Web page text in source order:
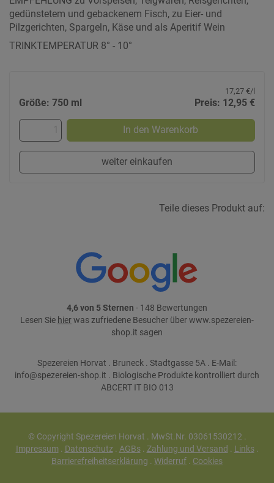
gedünstetem und gebackenem Fisch, zu Eier- und
Pilzgerichten, Spargeln, Käse und als Aperitif Wein
TRINKTEMPERATUR 8° - 10°
17,27 €/l
Größe: 750 ml Preis: 12,95 €
In den Warenkorb
weiter einkaufen
Teile dieses Produkt auf:
4,6 von 5 Sternen - 148 Bewertungen
Lesen Sie hierwas zufriedene Besucher über www.spezereien-
shop.it sagen
Spezereien Horvat . Bruneck . Stadtgasse 5A . E-Mail:
info@spezereien-shop.it . Biologische Produkte kontrolliert durch
ABCERT IT BIO 013
© Copyright Spezereien Horvat . MwSt.Nr. 03061530212 .
Impressum. Datenschutz. AGBs. Zahlung und Versand . Links.
Barrierefreiheitserklärung . Widerruf . Cookies